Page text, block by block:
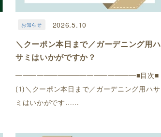
お知らせ 2026.5.10
＼クーポン本日まで／ガーデニング用ハ
サミはいかがですか？
━━━━━━━━━━━━━━━━━■目次■
(1)＼クーポン本日まで／ガーデニング用ハサ
ミはいかがです……